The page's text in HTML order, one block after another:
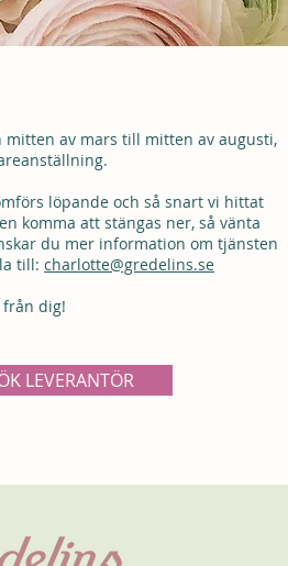
mitten av mars till mitten av augusti,
löpande och så snart vi hittat
komma att stängas ner, så vänta
du mer information om tjänsten
till:charlotte@gredelins.se
dig!
LEVERANTÖR